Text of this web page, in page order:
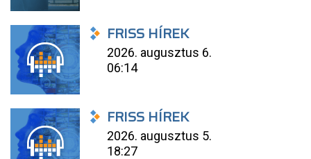
FRISS HÍREK
2026. augusztus 6.
06:14
FRISS HÍREK
2026. augusztus 5.
18:27